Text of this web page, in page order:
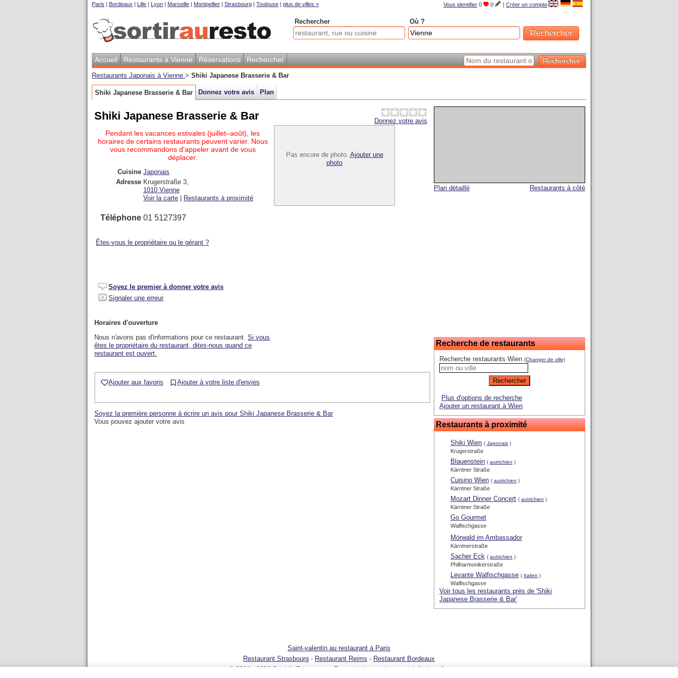
Vous identifier 0 0 | Créer un compte
Paris | Bordeaux | Lille | Lyon | Marseille | Montpellier | Strasbourg | Toulouse | plus de villes »
Rechercher Où ?
Accueil Restaurants à Vienne Réservations Rechercher
Restaurants Japonais à Vienne > Shiki Japanese Brasserie & Bar
Shiki Japanese Brasserie & Bar Donnez votre avis Plan
Restaurants à côté
Plan détaillé
Recherche de restaurants
Recherche restaurants Wien (Changer de ville)
Plus d'options de recherche
Ajouter un restaurant à Wien
Restaurants à proximité
Shiki Wien ( Japonais )
Krugerstraße
Blauenstein ( autrichien )
Kärntner Straße
Cuisino Wien ( autrichien )
Kärntner Straße
Mozart Dinner Concert ( autrichien )
Kärntner Straße
Go Gourmet
Walfischgasse
Mörwald im Ambassador
Kärntnerstraße
Sacher Eck ( autrichien )
Philharmonikerstraße
Levante Walfischgasse ( Italien )
Walfischgasse
Voir tous les restaurants près de 'Shiki
Japanese Brasserie & Bar'
Donnez votre avis
Shiki Japanese Brasserie & Bar
Pas encore de photo. Ajouter une
photo
Pendant les vacances estivales (juillet–août), les
horaires de certains restaurants peuvent varier. Nous
vous recommandons d'appeler avant de vous
déplacer.
Cuisine Japonais
Adresse Krugerstraße 3,
1010 Vienne
Voir la carte
Restaurants à proximité
Téléphone 01 5127397
Êtes-vous le propriétaire ou le gérant ?
Soyez le premier à donner votre avis
Signaler une erreur
Horaires d'ouverture
Nous n'avons pas d'informations pour ce restaurant. Si vous
êtes le propriétaire du restaurant, dites-nous quand ce
restaurant est ouvert.
Ajouter aux favoris Ajouter à votre liste d'envies
Soyez la première personne à écrire un avis pour Shiki Japanese Brasserie & Bar
Vous pouvez ajouter votre avis
Saint-valentin au restaurant à Paris
Restaurant Strasbourg - Restaurant Reims - Restaurant Bordeaux
© 2001 - 2026 SortirAuResto.com - Reproduction totale ou partielle interdite